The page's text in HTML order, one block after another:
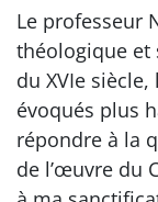
Le professeur
théologique et
du XVIe
évoqués plus
répondre à la
de l’œuvre du